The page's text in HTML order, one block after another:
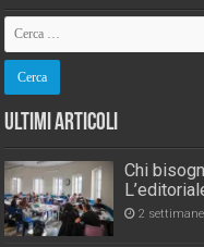
Ultimi Articoli
Chi
2